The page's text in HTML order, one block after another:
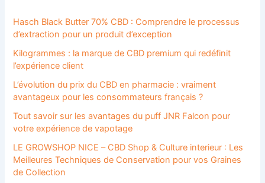
Hasch Black Butter 70% CBD : Comprendre le processus
d’extraction pour un produit d’exception
Kilogrammes : la marque de CBD premium qui redéfinit
l’expérience client
L’évolution du prix du CBD en pharmacie : vraiment
avantageux pour les consommateurs français ?
Tout savoir sur les avantages du puff JNR Falcon pour
votre expérience de vapotage
LE GROWSHOP NICE – CBD Shop & Culture interieur : Les
Meilleures Techniques de Conservation pour vos Graines
de Collection